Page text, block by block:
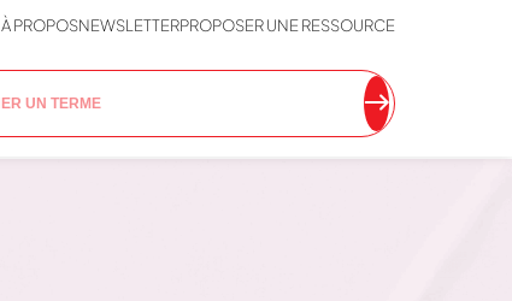
À PROPOSNEWSLETTERPROPOSER UNE RESSOURCE